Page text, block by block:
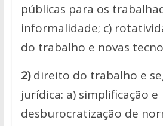
públicas para os
informalidade; c)
do trabalho e novas
2)direito do trabalho e
jurídica: a) simplificação e
desburocratização de